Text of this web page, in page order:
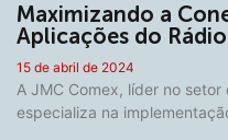
Maximizando a
Aplicações do
15 de abril de 2024
A JMC Comex, líder no
especializa na